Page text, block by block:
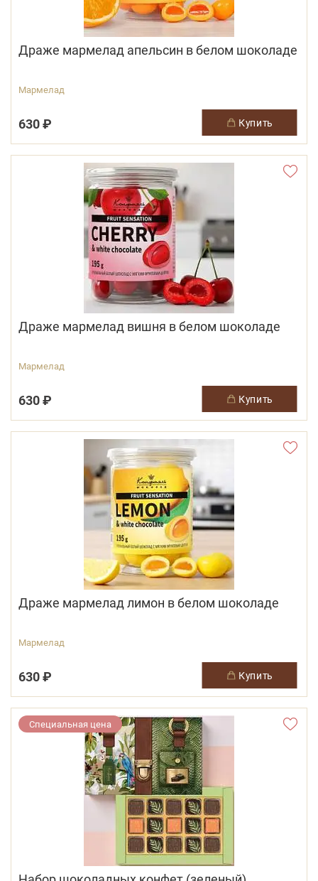
Драже мармелад апельсин в белом шоколаде
Мармелад
630 ₽ купить
Драже мармелад вишня в белом шоколаде
Мармелад
630 ₽ купить
Драже мармелад лимон в белом шоколаде
Мармелад
630 ₽ купить
Специальная цена